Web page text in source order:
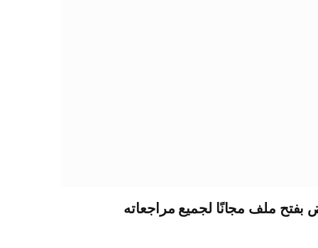
ملف مجانًا لجميع مراجعاته